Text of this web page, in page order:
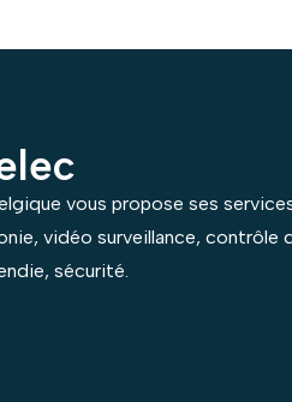
vous propose ses
vidéo surveillance, contrôle
sécurité.